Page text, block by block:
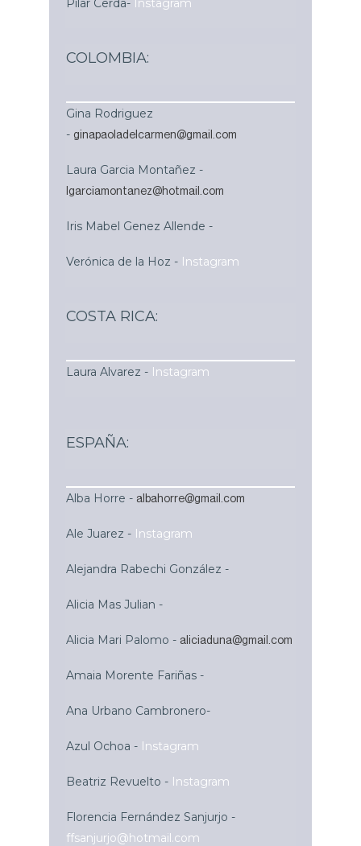
Pilar Cerda- Instagram
COLOMBIA:
Gina Rodriguez
- ginapaoladelcarmen@gmail.com
Laura Garcia Montañez -
lgarciamontanez@hotmail.com
Iris Mabel Genez Allende -
Verónica de la Hoz - Instagram
COSTA RICA:
Laura Alvarez - Instagram
ESPAÑA:
Alba Horre - albahorre@gmail.com
Ale Juarez - Instagram
Alejandra Rabechi González -
Alicia Mas Julian -
Alicia Mari Palomo - aliciaduna@gmail.com
Amaia Morente Fariñas -
Ana Urbano Cambronero-
Azul Ochoa - Instagram
Beatriz Revuelto - Instagram
Florencia Fernández Sanjurjo -
ffsanjurjo@hotmail.com